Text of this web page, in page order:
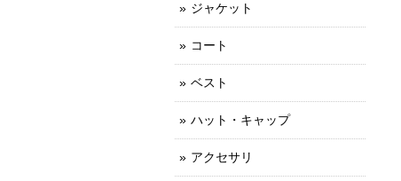
ジャケット
コート
ベスト
ハット・キャップ
アクセサリ